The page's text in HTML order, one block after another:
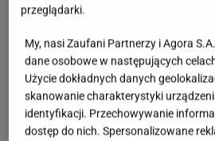
Jakie składniki na pizzę
skraca czas przygotowania
Dobór produktów nie jest
ilość wpływa na konsystencję i
Warto zachować właściwe
przeglądarki.
My, nasi Zaufani Partnerzy i Agora
dane osobowe w następujących
Użycie dokładnych danych
skanowanie charakterystyki
identyfikacji. Przechowywanie
dostęp do nich. Spersonalizowane